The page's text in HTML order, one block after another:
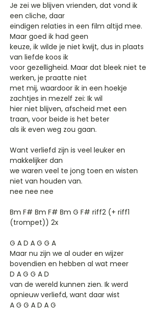
Je zei we blijven vrienden, dat vond ik
een cliche, daar
eindigen relaties in een film altijd mee.
Maar goed ik had geen
keuze, ik wilde je niet kwijt, dus in plaats
van liefde koos ik
voor gezelligheid. Maar dat bleek niet te
werken, je praatte niet
met mij, waardoor ik in een hoekje
zachtjes in mezelf zei: Ik wil
hier niet blijven, afscheid met een
traan, voor beide is het beter
als ik even weg zou gaan.
Want verliefd zijn is veel leuker en
makkelijker dan
we waren veel te jong toen en wisten
niet van houden van.
nee nee nee
Bm F# Bm F# Bm G F# riff2 (+ riff1
(trompet)) 2x
G A D A G G A
Maar nu zijn we al ouder en wijzer
bovendien en hebben al wat meer
D A G G A D
van de wereld kunnen zien. Ik werd
opnieuw verliefd, want daar wist
A G G A D A G